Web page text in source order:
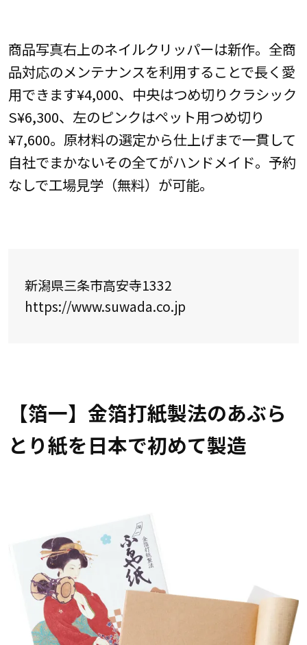
商品写真右上のネイルクリッパーは新作。全商
品対応のメンテナンスを利用することで長く愛
用できます¥4,000、中央はつめ切りクラシック
S¥6,300、左のピンクはペット用つめ切り
¥7,600。原材料の選定から仕上げまで一貫して
自社でまかないその全てがハンドメイド。予約
なしで工場見学（無料）が可能。
新潟県三条市高安寺1332
https://www.suwada.co.jp
【箔一】金箔打紙製法のあぶら
とり紙を日本で初めて製造